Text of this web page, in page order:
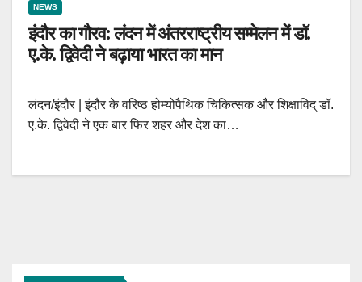
NEWS
इंदौर का गौरव: लंदन में अंतरराष्ट्रीय सम्मेलन में डॉ.
ए.के. द्विवेदी ने बढ़ाया भारत का मान
लंदन/इंदौर | इंदौर के वरिष्ठ होम्योपैथिक चिकित्सक और शिक्षाविद् डॉ.
ए.के. द्विवेदी ने एक बार फिर शहर और देश का…